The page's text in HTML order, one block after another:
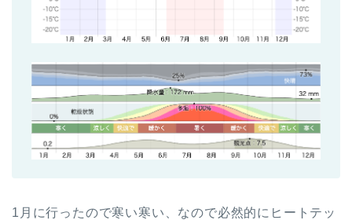
1月に行ったので寒い寒い、なので必然的にヒートテッ